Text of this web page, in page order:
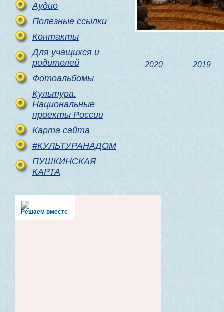
Аудио
Полезные ссылки
Контакты
Для учащихся и
родителей
Фотоальбомы
Культура.
Национальные
проекты России
Карта сайта
#КУЛЬТУРАНАДОМ
ПУШКИНСКАЯ
КАРТА
Решаем вместе
2020 2019